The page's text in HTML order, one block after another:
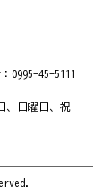
0995-45-5111
、日曜日、祝